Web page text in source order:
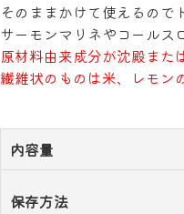
そのままかけて使えるの
サーモンマリネやコールス
原材料由来成分が沈殿ま
繊維状のものは米、レモン
内容量
保存方法